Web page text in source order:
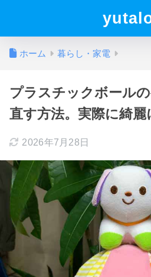
ホーム 暮らし・家電
プラスチックボール
直す方法。実際に綺麗
2026年7月28日